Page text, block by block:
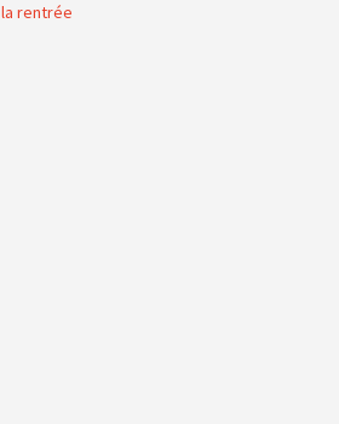
la rentrée